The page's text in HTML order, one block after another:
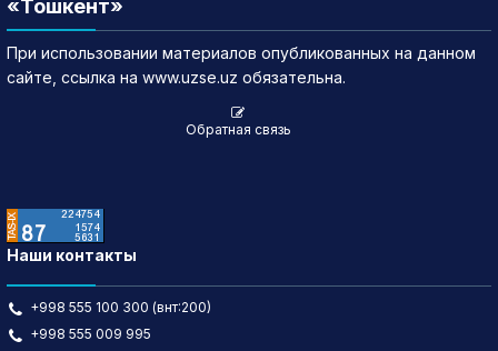
«Тошкент»
При использовании материалов опубликованных на данном
сайте, ссылка на www.uzse.uz обязательна.
Обратная связь
Наши контакты
+998 555 100 300 (внт:200)
+998 555 009 995